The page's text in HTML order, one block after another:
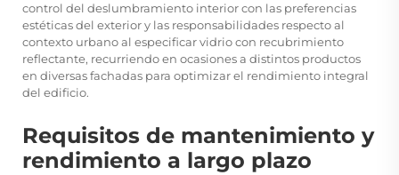
control del deslumbramiento interior con las preferencias
estéticas del exterior y las responsabilidades respecto al
contexto urbano al especificar vidrio con recubrimiento
reflectante, recurriendo en ocasiones a distintos productos
en diversas fachadas para optimizar el rendimiento integral
del edificio.
Requisitos de mantenimiento y
rendimiento a largo plazo